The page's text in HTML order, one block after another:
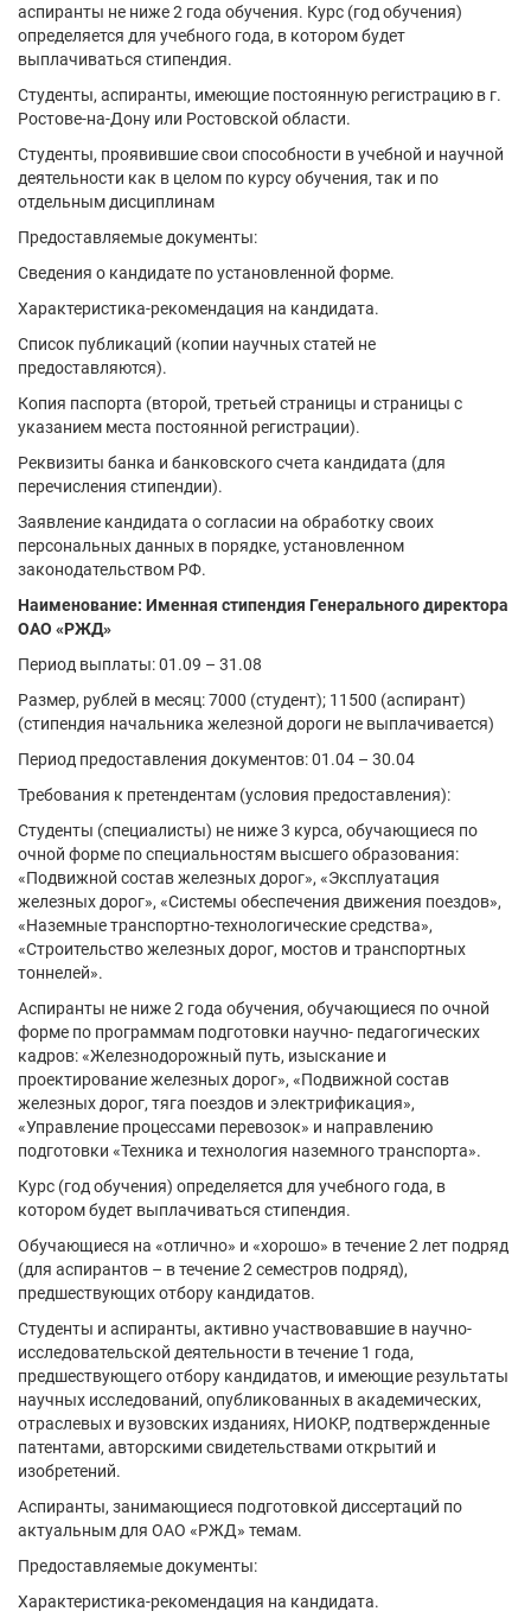
аспиранты не ниже 2 года обучения. Курс (год обучения)
определяется для учебного года, в котором будет
выплачиваться стипендия.
Студенты, аспиранты, имеющие постоянную регистрацию в г.
Ростове-на-Дону или Ростовской области.
Студенты, проявившие свои способности в учебной и научной
деятельности как в целом по курсу обучения, так и по
отдельным дисциплинам
Предоставляемые документы:
Сведения о кандидате по установленной форме.
Характеристика-рекомендация на кандидата.
Список публикаций (копии научных статей не
предоставляются).
Копия паспорта (второй, третьей страницы и страницы с
указанием места постоянной регистрации).
Реквизиты банка и банковского счета кандидата (для
перечисления стипендии).
Заявление кандидата о согласии на обработку своих
персональных данных в порядке, установленном
законодательством РФ.
Наименование: Именная стипендия Генерального директора
ОАО «РЖД»
Период выплаты: 01.09 – 31.08
Размер, рублей в месяц: 7000 (студент); 11500 (аспирант)
(стипендия начальника железной дороги не выплачивается)
Период предоставления документов: 01.04 – 30.04
Требования к претендентам (условия предоставления):
Студенты (специалисты) не ниже 3 курса, обучающиеся по
очной форме по специальностям высшего образования:
«Подвижной состав железных дорог», «Эксплуатация
железных дорог», «Системы обеспечения движения поездов»,
«Наземные транспортно-технологические средства»,
«Строительство железных дорог, мостов и транспортных
тоннелей».
Аспиранты не ниже 2 года обучения, обучающиеся по очной
форме по программам подготовки научно- педагогических
кадров: «Железнодорожный путь, изыскание и
проектирование железных дорог», «Подвижной состав
железных дорог, тяга поездов и электрификация»,
«Управление процессами перевозок» и направлению
подготовки «Техника и технология наземного транспорта».
Курс (год обучения) определяется для учебного года, в
котором будет выплачиваться стипендия.
Обучающиеся на «отлично» и «хорошо» в течение 2 лет подряд
(для аспирантов – в течение 2 семестров подряд),
предшествующих отбору кандидатов.
Студенты и аспиранты, активно участвовавшие в научно-
исследовательской деятельности в течение 1 года,
предшествующего отбору кандидатов, и имеющие результаты
научных исследований, опубликованных в академических,
отраслевых и вузовских изданиях, НИОКР, подтвержденные
патентами, авторскими свидетельствами открытий и
изобретений.
Аспиранты, занимающиеся подготовкой диссертаций по
актуальным для ОАО «РЖД» темам.
Предоставляемые документы:
Характеристика-рекомендация на кандидата.